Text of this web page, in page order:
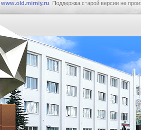
www.old.mirniy.ru . Поддержка старой версии не